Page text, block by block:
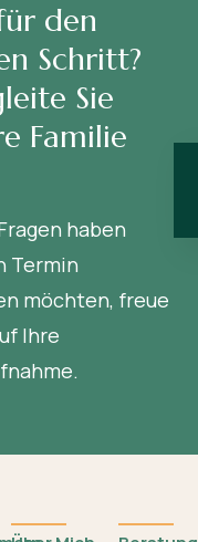
den
Schritt?
Sie
Familie
haben
Termin
möchten, freue
Ihre